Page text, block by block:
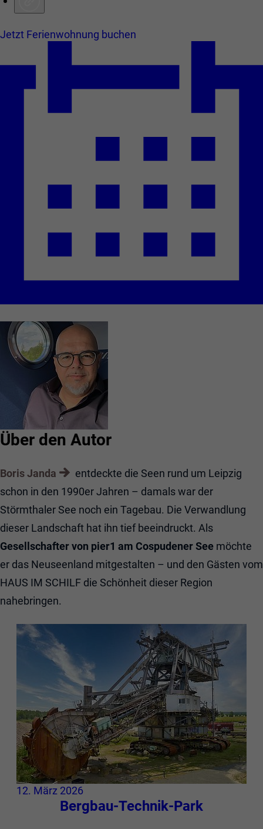
Jetzt Ferienwohnung buchen
Über den Autor
Boris Janda
entdeckte die Seen rund um Leipzig
schon in den 1990er Jahren – damals war der
Störmthaler See noch ein Tagebau. Die Verwandlung
dieser Landschaft hat ihn tief beeindruckt. Als
Gesellschafter von pier1 am Cospudener See möchte
er das Neuseenland mitgestalten – und den Gästen vom
HAUS IM SCHILF die Schönheit dieser Region
nahebringen.
12. März 2026
Bergbau-Technik-Park